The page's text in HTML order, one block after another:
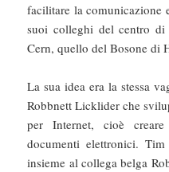
facilitare la comunicazione
suoi colleghi del centro
Cern, quello del Bosone di
La sua idea era la stessa
Robbnett Licklider che
per Internet, cioè
documenti elettronici.
insieme al collega belga